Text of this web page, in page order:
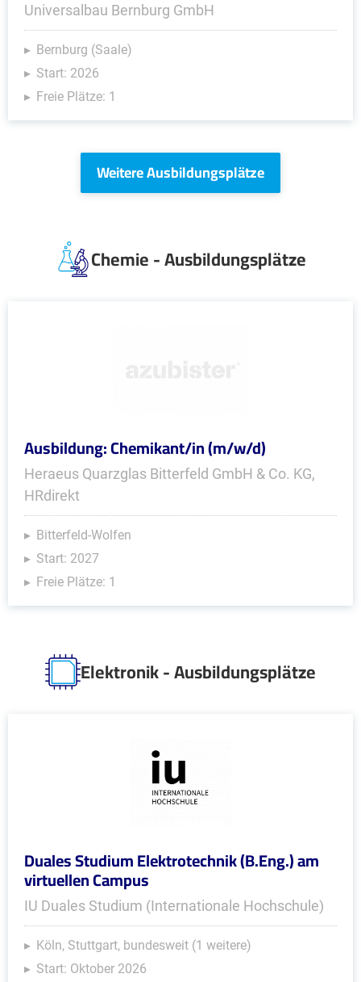
Universalbau Bernburg GmbH
Bernburg (Saale)
Start: 2026
Freie Plätze: 1
Weitere Ausbildungsplätze
Chemie - Ausbildungsplätze
Ausbildung: Chemikant/in (m/w/d)
Heraeus Quarzglas Bitterfeld GmbH & Co. KG,
HRdirekt
Bitterfeld-Wolfen
Start: 2027
Freie Plätze: 1
Elektronik - Ausbildungsplätze
Duales Studium Elektrotechnik (B.Eng.) am
virtuellen Campus
IU Duales Studium (Internationale Hochschule)
Köln, Stuttgart, bundesweit (1 weitere)
Start: Oktober 2026